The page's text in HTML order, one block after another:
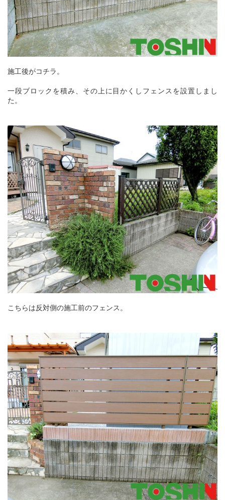
施工後がコチラ。
一段ブロックを積み、その上に目かくしフェンスを設置しまし
た。
こちらは反対側の施工前のフェンス。